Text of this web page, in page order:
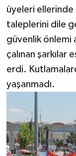
üyeleri ellerinde
taleplerini dile
güvenlik önlemi
çalınan şarkılar
erdi.
yaşanmadı.